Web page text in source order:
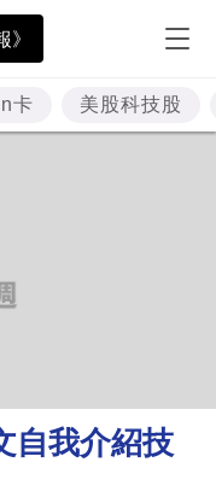
卡 美股科技股
自我介紹技